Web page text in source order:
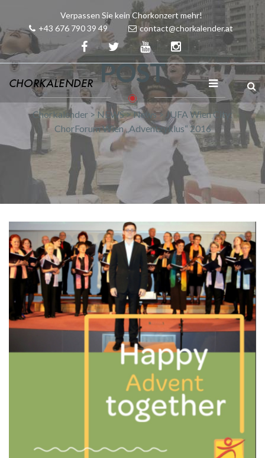
Verpassen Sie kein Chorkonzert mehr!
+43 676 790 39 49
contact@chorkalender.at
POST
Chorkalender >NEWS>News> JUFA Wien City:
ChorForum Wien „Adventzyklus“ 2016